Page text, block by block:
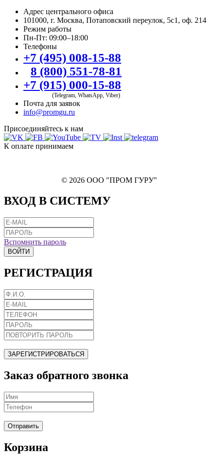
Адрес центрального офиса
101000, г. Москва, Потаповский переулок, 5с1, оф. 214
Режим работы
Пн-Пт: 09:00–18:00
Телефоны
+7 (495) 008-15-88
8 (800) 551-78-81
+7 (915) 000-15-88
(Telegram, WhatsApp, Viber)
Почта для заявок
info@promgu.ru
Присоединяйтесь к нам
К оплате принимаем
© 2026 ООО "ПРОМ ГУРУ"
ВХОД В СИСТЕМУ
Вспомнить пароль
ВОЙТИ
РЕГИСТРАЦИЯ
ЗАРЕГИСТРИРОВАТЬСЯ
Заказ обратного звонка
Отправить
Корзина